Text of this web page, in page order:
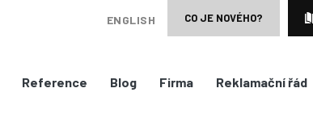
ENGLISH CO JE NOVÉHO?
Reference Blog Firma Reklamační řád